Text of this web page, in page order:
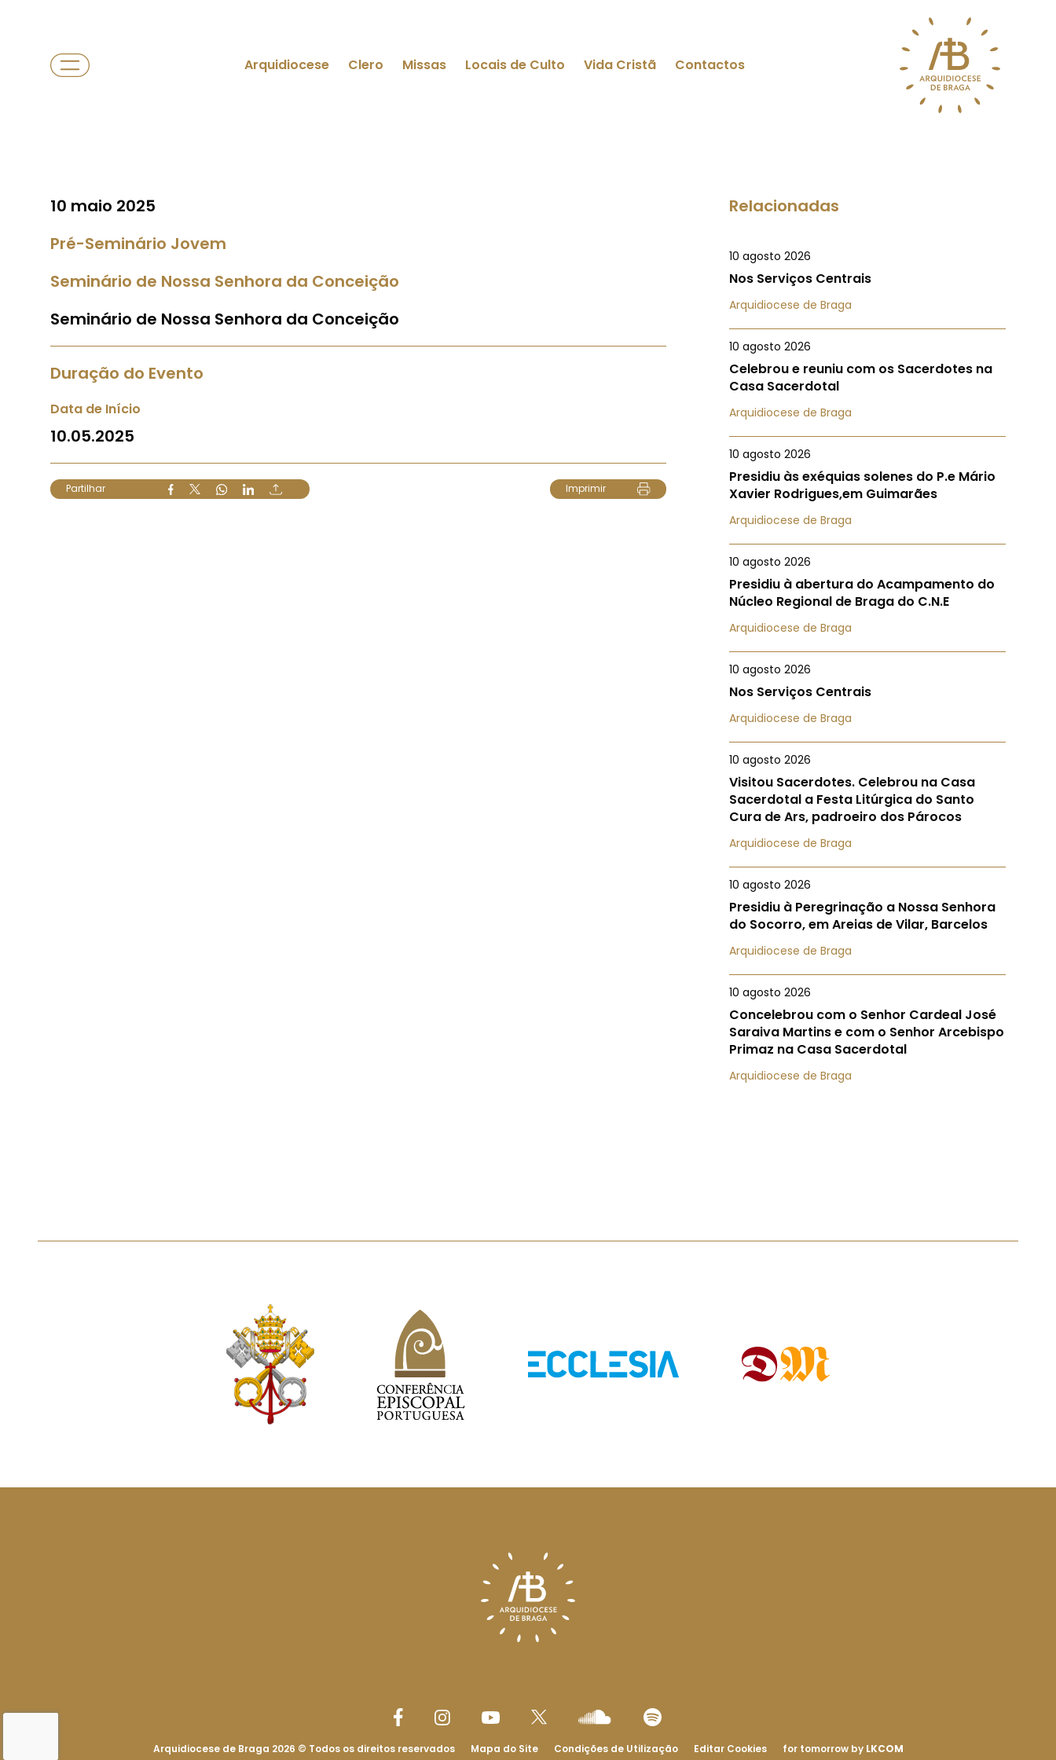
Arquidiocese Clero Missas Locais de Culto Vida Cristã Contactos
10 maio 2025
Pré-Seminário Jovem
Seminário de Nossa Senhora da Conceição
Seminário de Nossa Senhora da Conceição
Duração do Evento
Data de Início
10.05.2025
Partilhar Imprimir
Relacionadas
10 agosto 2026
Nos Serviços Centrais
Arquidiocese de Braga
10 agosto 2026
Celebrou e reuniu com os Sacerdotes na
Casa Sacerdotal
Arquidiocese de Braga
10 agosto 2026
Presidiu às exéquias solenes do P.e Mário
Xavier Rodrigues,em Guimarães
Arquidiocese de Braga
10 agosto 2026
Presidiu à abertura do Acampamento do
Núcleo Regional de Braga do C.N.E
Arquidiocese de Braga
10 agosto 2026
Nos Serviços Centrais
Arquidiocese de Braga
10 agosto 2026
Visitou Sacerdotes. Celebrou na Casa
Sacerdotal a Festa Litúrgica do Santo
Cura de Ars, padroeiro dos Párocos
Arquidiocese de Braga
10 agosto 2026
Presidiu à Peregrinação a Nossa Senhora
do Socorro, em Areias de Vilar, Barcelos
Arquidiocese de Braga
10 agosto 2026
Concelebrou com o Senhor Cardeal José
Saraiva Martins e com o Senhor Arcebispo
Primaz na Casa Sacerdotal
Arquidiocese de Braga
Arquidiocese de Braga 2026 © Todos os direitos reservados Mapa do Site Condições de Utilização Editar Cookies for tomorrow by LKCOM